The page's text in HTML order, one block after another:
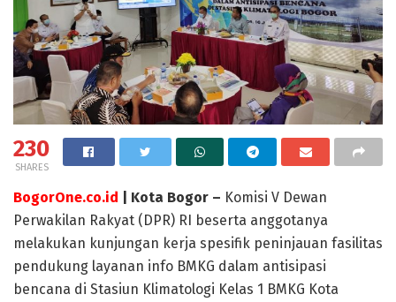
230
SHARES
BogorOne.co.id | Kota Bogor – Komisi V Dewan
Perwakilan Rakyat (DPR) RI beserta anggotanya
melakukan kunjungan kerja spesifik peninjauan fasilitas
pendukung layanan info BMKG dalam antisipasi
bencana di Stasiun Klimatologi Kelas 1 BMKG Kota